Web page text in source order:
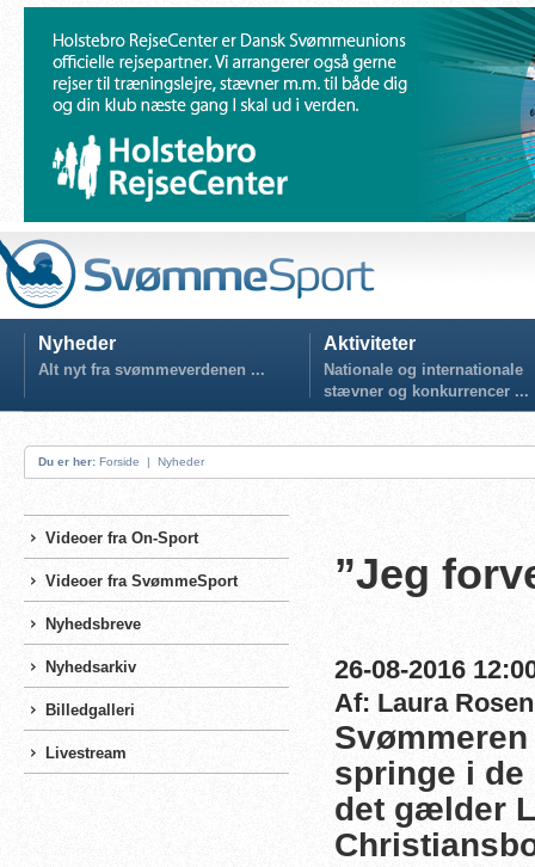
Nyheder
Alt nyt fra svømmeverdenen ...
Aktiviteter
Nationale og internationale
stævner og konkurrencer ...
Du er her: Forside | Nyheder
Videoer fra On-Sport
Videoer fra SvømmeSport
Nyhedsbreve
Nyhedsarkiv
Billedgalleri
Livestream
”Jeg
26-08-2016
Af: Laura
springe i de
det gælder